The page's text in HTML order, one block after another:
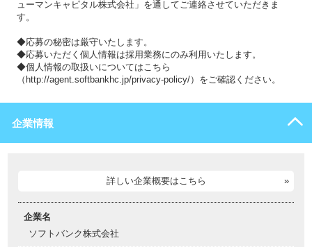
ューマンキャピタル株式会社」を通してご連絡させていただきま
す。
◆応募の秘密は厳守いたします。
◆応募いただく個人情報は採用業務にのみ利用いたします。
◆個人情報の取扱いについてはこちら
（http://agent.softbankhc.jp/privacy-policy/）をご確認ください。
企業情報
詳しい企業概要はこちら
企業名
ソフトバンク株式会社